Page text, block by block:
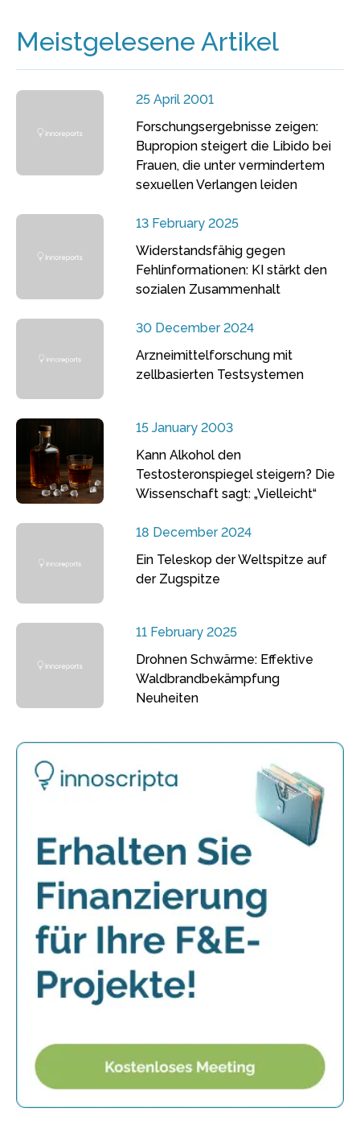
Meistgelesene Artikel
25 April 2001
Forschungsergebnisse zeigen:
Bupropion steigert die Libido bei
Frauen, die unter vermindertem
sexuellen Verlangen leiden
13 February 2025
Widerstandsfähig gegen
Fehlinformationen: KI stärkt den
sozialen Zusammenhalt
30 December 2024
Arzneimittelforschung mit
zellbasierten Testsystemen
15 January 2003
Kann Alkohol den
Testosteronspiegel steigern? Die
Wissenschaft sagt: „Vielleicht“
18 December 2024
Ein Teleskop der Weltspitze auf
der Zugspitze
11 February 2025
Drohnen Schwärme: Effektive
Waldbrandbekämpfung
Neuheiten